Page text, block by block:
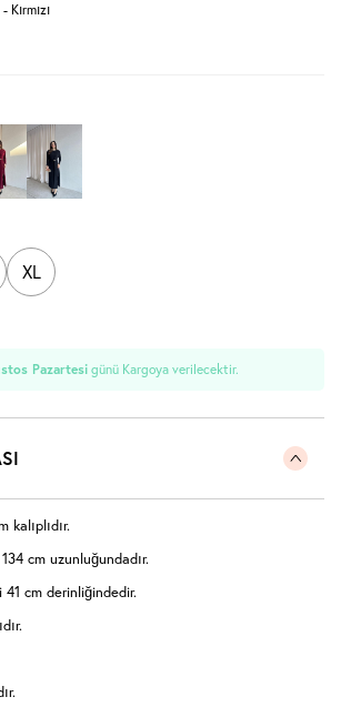
Kırmızı
XL
Pazartesi günü Kargoya verilecektir.
kalıplıdır.
cm uzunluğundadır.
cm derinliğindedir.